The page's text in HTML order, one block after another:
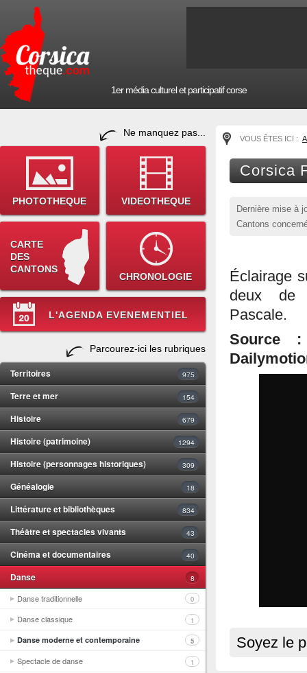
1er média culturel et participatif corse
Ne manquez pas...
PHOTOTHEQUE VIDEOTHEQUE
CARTE
DES
CANTONS
CHRONOLOGIE
L'AGENDA EVENEMENTIEL
Parcourez-ici les rubriques
Territoires 975
Terre et mer 154
Histoire 679
Histoire (patrimoine) 1294
Histoire (personnages historiques) 309
Généalogie 18
Littérature et bibliothèques 834
Théâtre et spectacles vivants 43
Cinéma et documentaires 40
Danse 8
Danse traditionnelle 0
Danse classique 1
Danse moderne et contemporaine 5
Spectacle de danse 1
VOUS ÊTES ICI :
Corsica
Dernière mise à
Cantons
Éclairage
deux de
Pascale.
Source
Soyez le